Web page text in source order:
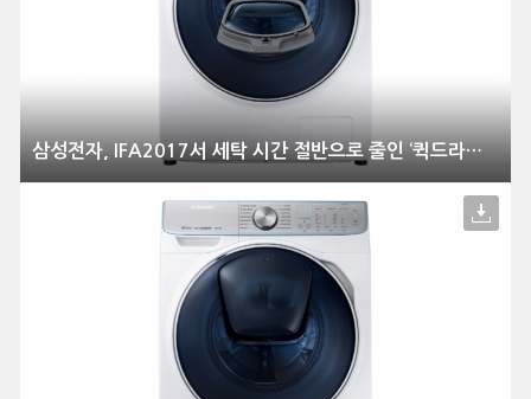
삼성전자, IFA2017서 세탁 시간 절반으로 줄인 ‘퀵드라이브’ 공개